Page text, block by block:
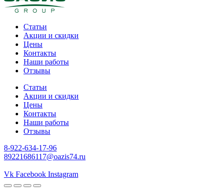
Статьи
Акции и скидки
Цены
Контакты
Наши работы
Отзывы
Статьи
Акции и скидки
Цены
Контакты
Наши работы
Отзывы
8-922-634-17-96
89221686117@oazis74.ru
Vk Facebook Instagram